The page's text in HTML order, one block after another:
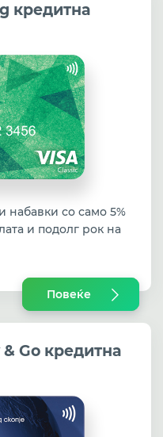
кредитна
набавки со само 5%
и подолг рок на
Повеќе
Go кредитна